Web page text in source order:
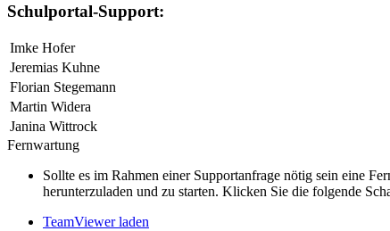
Schulportal-Support:
Imke Hofer
Jeremias Kuhne
Florian Stegemann
Martin Widera
Janina Wittrock
Fernwartung
Sollte es im Rahmen einer Supportanfrage nötig sein eine
herunterzuladen und zu starten. Klicken Sie die folgende
TeamViewer laden